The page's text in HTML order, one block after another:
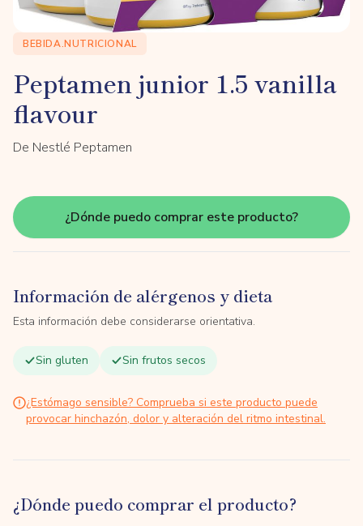
BEBIDA.NUTRICIONAL
Peptamen junior 1.5 vanilla
flavour
De Nestlé Peptamen
¿Dónde puedo comprar este producto?
Información de alérgenos y dieta
Esta información debe considerarse orientativa.
Sin gluten Sin frutos secos
¿Estómago sensible? Comprueba si este producto puede
provocar hinchazón, dolor y alteración del ritmo intestinal.
¿Dónde puedo comprar el producto?